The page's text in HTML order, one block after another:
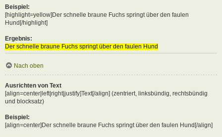
Beispiel:
[highlight=yellow]Der schnelle braune Fuchs springt über den faulen
Hund[/highlight]
Ergebnis:
Der schnelle braune Fuchs springt über den faulen Hund
Nach oben
Ausrichten von Text
[align=center|left|right|justify]Text[/align] (zentriert, linksbündig, rechtsbündig
und blocksatz)
Beispiel:
[align=center]Der schnelle braune Fuchs springt über den faulen Hund[/align]